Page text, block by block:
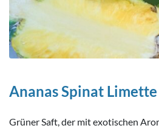
Ananas Spinat
Grüner Saft, der mit exotischen